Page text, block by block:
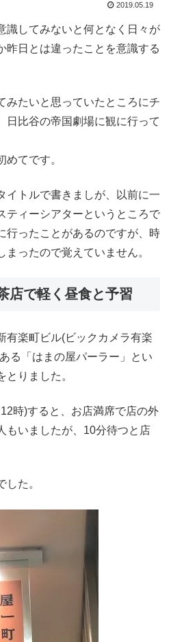
2019.05.19
識してみないと何となく日々が
昨日とは違ったことを意識する
みたいと思っていたところにチ
日比谷の帝国劇場に観に行って
てです。
イトルで書きましが、以前に一
ティーシアターというところで
行ったことがあるのですが、時
ったので覚えていません。
店で軽く昼食と予習
有楽町ビル(ビックカメラ有楽
る「はまの屋パーラー」とい
とりました。
時)すると、お店満席で店の外
もいましたが、10分待つと店
した。